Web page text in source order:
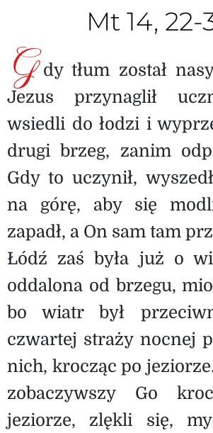
Mt 14, 22-
Gdy tłum został
Jezus przynaglił
wsiedli do łodzi i
drugi brzeg, zanim
Gdy to uczynił,
na górę, aby się
zapadł, a On sam tam
Łódź zaś była już o
oddalona od brzegu,
bo wiatr był
czwartej straży nocnej
nich, krocząc po
zobaczywszy Go
jeziorze, zlękli się,